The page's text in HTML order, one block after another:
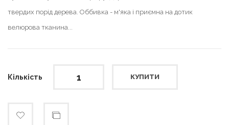
твердих порід дерева. Оббивка - м'яка і приємна на дотик
велюрова тканина...
Кількість КУПИТИ